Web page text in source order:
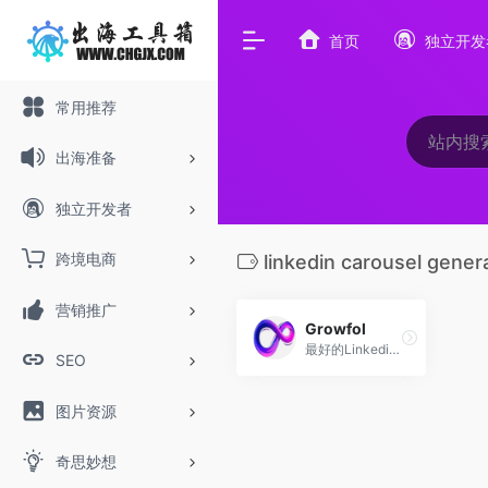
常用推荐
出海准备
独立开发者
跨境电商
营销推广
SEO
图片资源
奇思妙想
首页 独立开
linkedin carousel
Growfol
最好的Linkedin创作者工具，借助人工智能轻松创建高质量的Linkedin内容。只需轻轻一点，即可获得数百个帖子创意、由文章和 YouTube 视频生成的帖子。可以无限制地安排帖子发布。只需付出一小时的努力，就能生成一个月的内容。